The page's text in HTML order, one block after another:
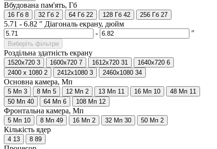
Вбудована пам'ять, Гб
16 Гб 8 32 Гб 2 64 Гб 22 128 Гб 42 256 Гб 27
5.71 - 6.82 ″ Діагональ екрану, дюйм
-
″
Виберіть фільтри
Роздільна здатність екрану
1520х720 3 1600x720 7 1612х720 31 1640x720 6
2400 x 1080 2 2412х1080 3 2460x1080 34
Основна камера, Мп
5 Мп 3 8 Мп 5 12 Мп 2 13 Мп 11 16 Мп 10 48 Мп 11
50 Мп 40 64 Мп 6 108 Мп 12
Фронтальна камера, Мп
5 Мп 10 8 Мп 49 16 Мп 2 32 Мп 30 50 Мп 2
Кількість ядер
4 13 8 89